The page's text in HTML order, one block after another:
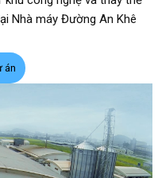
Nhà máy Đường An Khê
án